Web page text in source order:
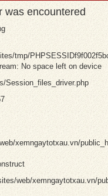
was encountered
tmp/
No space left on device
Session_files_driver.php
xemngaytotxau.vn/
web/xemngaytotxau.vn/